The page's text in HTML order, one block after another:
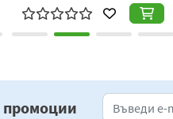
промоции